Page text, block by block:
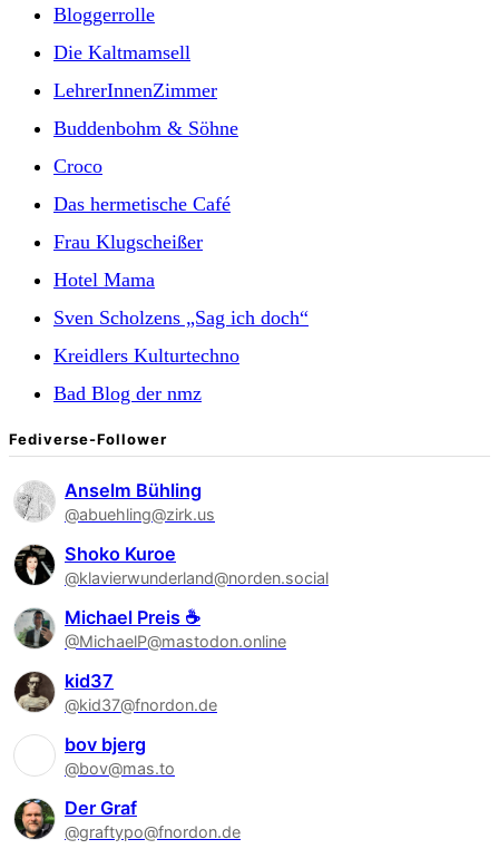
Bloggerrolle
Die Kaltmamsell
LehrerInnenZimmer
Buddenbohm & Söhne
Croco
Das hermetische Café
Frau Klugscheißer
Hotel Mama
Sven Scholzens „Sag ich doch“
Kreidlers Kulturtechno
Bad Blog der nmz
Fediverse-Follower
Anselm Bühling
@abuehling@zirk.us
Shoko Kuroe
@klavierwunderland@norden.social
Michael Preis ☕
@MichaelP@mastodon.online
kid37
@kid37@fnordon.de
bov bjerg
@bov@mas.to
Der Graf
@graftypo@fnordon.de